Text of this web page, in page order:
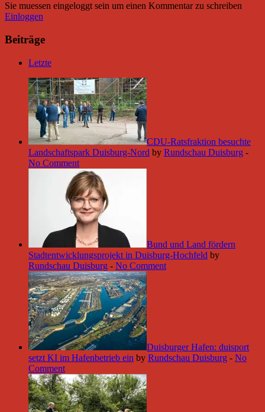
Sie muessen eingeloggt sein um einen Kommentar zu schreiben
Einloggen
Beiträge
Letzte
CDU-Ratsfraktion besuchte
Landschaftspark Duisburg-Nord by Rundschau Duisburg -
No Comment
Bund und Land fördern
Stadtentwicklungsprojekt in Duisburg-Hochfeld by
Rundschau Duisburg - No Comment
Duisburger Hafen: duisport
setzt KI im Hafenbetrieb ein by Rundschau Duisburg - No
Comment